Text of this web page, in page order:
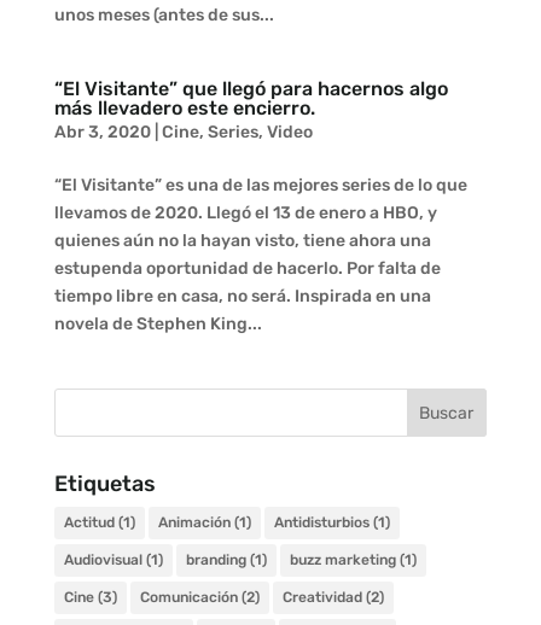
unos meses (antes de sus...
“El Visitante” que llegó para hacernos algo
más llevadero este encierro.
Abr 3, 2020| Cine, Series, Video
“El Visitante” es una de las mejores series de lo que
llevamos de 2020. Llegó el 13 de enero a HBO, y
quienes aún no la hayan visto, tiene ahora una
estupenda oportunidad de hacerlo. Por falta de
tiempo libre en casa, no será. Inspirada en una
novela de Stephen King...
Etiquetas
Actitud(1) Animación(1) Antidisturbios(1)
Audiovisual(1) branding(1) buzz marketing(1)
Cine(3) Comunicación(2) Creatividad(2)